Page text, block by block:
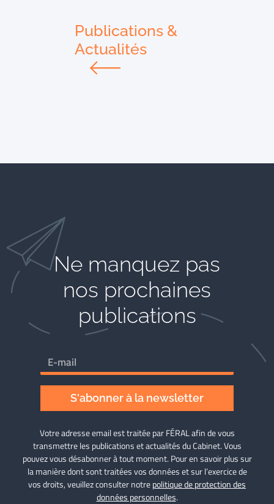
Publications &
Actualités
Ne manquez pas
nos prochaines
publications
S'abonner à la newsletter
Votre adresse email est traitée par FÉRAL afin de vous
transmettre les publications et actualités du Cabinet. Vous
pouvez vous désabonner à tout moment. Pour en savoir plus sur
la manière dont sont traitées vos données et sur l’exercice de
vos droits, veuillez consulter notrepolitique de protection des
données personnelles.